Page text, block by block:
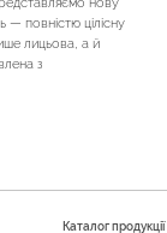
повністю цілісну
лицьова, а й
з
Каталог продукції